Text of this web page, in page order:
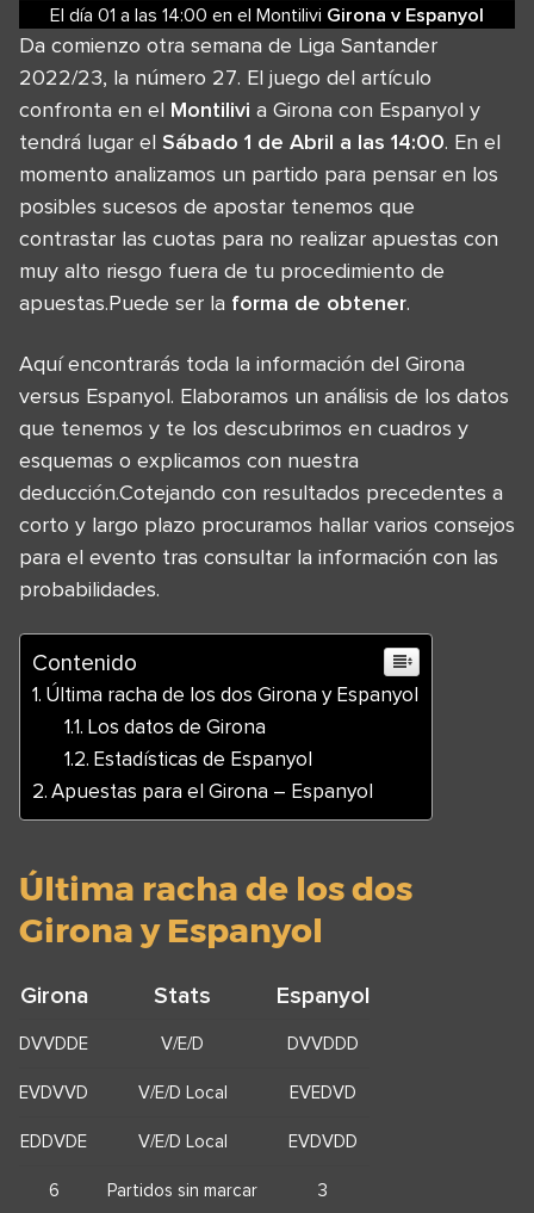
El día 01 a las 14:00 en el Montilivi Girona v Espanyol
Da comienzo otra semana de Liga Santander
2022/23, la número 27. El juego del artículo
confronta en el Montilivi a Girona con Espanyol y
tendrá lugar el Sábado 1 de Abril a las 14:00. En el
momento analizamos un partido para pensar en los
posibles sucesos de apostar tenemos que
contrastar las cuotas para no realizar apuestas con
muy alto riesgo fuera de tu procedimiento de
apuestas.Puede ser la forma de obtener.
Aquí encontrarás toda la información del Girona
versus Espanyol. Elaboramos un análisis de los datos
que tenemos y te los descubrimos en cuadros y
esquemas o explicamos con nuestra
deducción.Cotejando con resultados precedentes a
corto y largo plazo procuramos hallar varios consejos
para el evento tras consultar la información con las
probabilidades.
Contenido
Última racha de los dos Girona y Espanyol
Los datos de Girona
Estadísticas de Espanyol
Apuestas para el Girona – Espanyol
Última racha de los dos
Girona y Espanyol
Girona Stats Espanyol
DVVDDE V/E/D DVVDDD
EVDVVD V/E/D Local EVEDVD
EDDVDE V/E/D Local EVDVDD
6 Partidos sin marcar 3